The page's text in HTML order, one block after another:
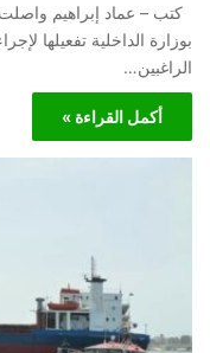
كتب – عماد إبراهيم واصلت
بوزارة الداخلية تفعيلها
الراغبين…
أكمل القراءة »